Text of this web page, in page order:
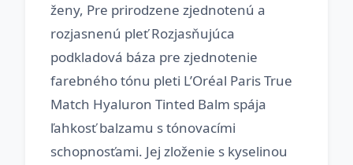
ženy, Pre prirodzene zjednotenú a
rozjasnenú pleť Rozjasňujúca
podkladová báza pre zjednotenie
farebného tónu pleti L’Oréal Paris True
Match Hyaluron Tinted Balm spája
ľahkosť balzamu s tónovacími
schopnosťami. Jej zloženie s kyselinou